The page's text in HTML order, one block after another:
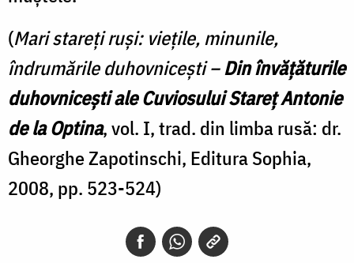
(Mari stareți ruși: viețile, minunile,
îndrumările duhovnicești –Din învățăturile
duhovnicești ale Cuviosului Stareț Antonie
de la Optina, vol. I, trad. din limba rusă: dr.
Gheorghe Zapotinschi, Editura Sophia,
2008, pp. 523-524)